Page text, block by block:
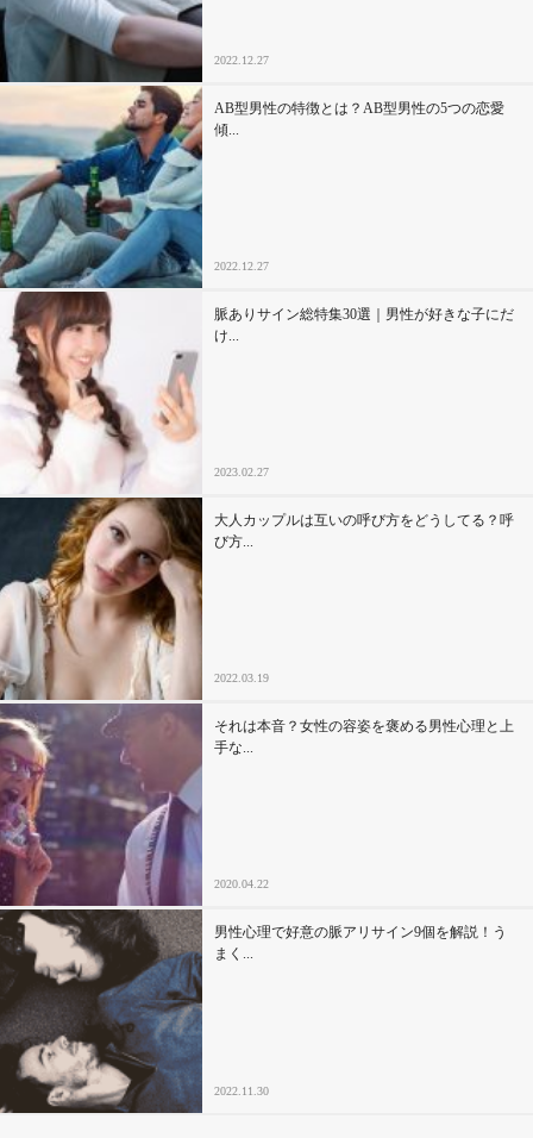
2022.12.27
AB型男性の特徴とは？AB型男性の5つの恋愛
傾...
2022.12.27
脈ありサイン総特集30選｜男性が好きな子にだ
け...
2023.02.27
大人カップルは互いの呼び方をどうしてる？呼
び方...
2022.03.19
それは本音？女性の容姿を褒める男性心理と上
手な...
2020.04.22
男性心理で好意の脈アリサイン9個を解説！う
まく...
2022.11.30